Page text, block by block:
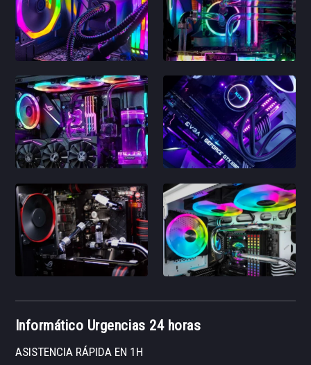
Informático Urgencias 24 horas
ASISTENCIA RÁPIDA EN 1H